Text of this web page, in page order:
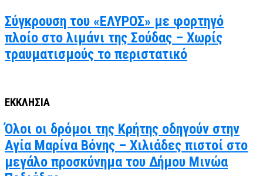
Σύγκρουση του «ΕΛΥΡΟΣ» με φορτηγό
πλοίο στο λιμάνι της Σούδας – Χωρίς
τραυματισμούς το περιστατικό
ΕΚΚΛΗΣΙΑ
Όλοι οι δρόμοι της Κρήτης οδηγούν στην
Αγία Μαρίνα Βόνης – Χιλιάδες πιστοί στο
μεγάλο προσκύνημα του Δήμου Μινώα